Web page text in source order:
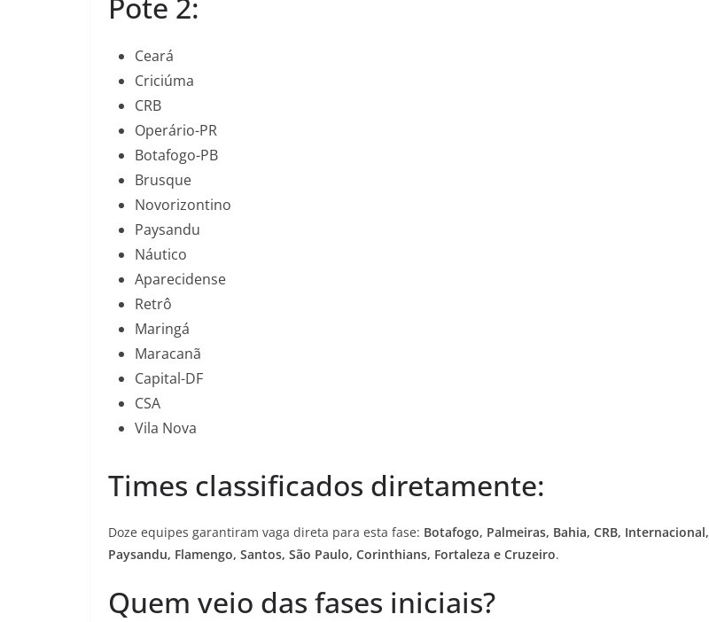
Ceará
Criciúma
CRB
Operário-PR
Botafogo-PB
Brusque
Novorizontino
Paysandu
Náutico
Aparecidense
Retrô
Maringá
Maracanã
Capital-DF
CSA
Vila Nova
Times classificados diretamente:
Doze equipes garantiram vaga direta para esta fase: Botafogo, Palmeiras, Bahia, CRB, Internacional,
Paysandu, Flamengo, Santos, São Paulo, Corinthians, Fortaleza e Cruzeiro.
Quem veio das fases iniciais?